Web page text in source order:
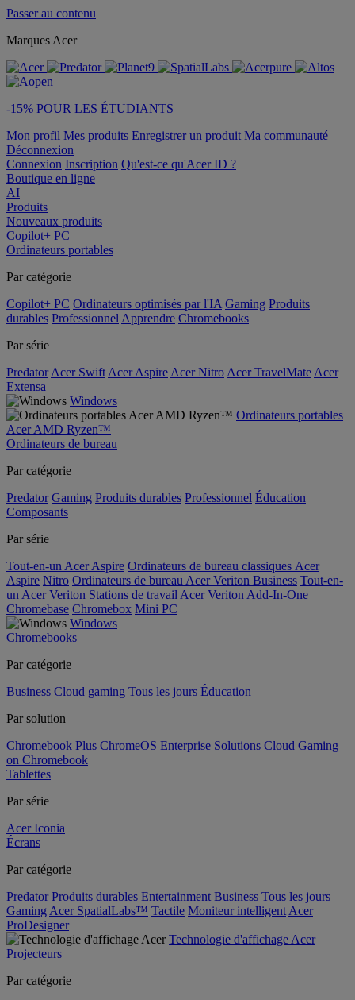
Passer au contenu
Marques Acer
-15% POUR LES ÉTUDIANTS
Mon profil Mes produits Enregistrer un produit Ma communauté
Déconnexion
Connexion Inscription Qu'est-ce qu'Acer ID ?
Boutique en ligne
AI
Produits
Nouveaux produits
Copilot+ PC
Ordinateurs portables
Par catégorie
Copilot+ PC Ordinateurs optimisés par l'IA Gaming Produits
durables Professionnel Apprendre Chromebooks
Par série
Predator Acer Swift Acer Aspire Acer Nitro Acer TravelMate Acer
Extensa
Windows
Ordinateurs portables
Acer AMD Ryzen™
Ordinateurs de bureau
Par catégorie
Predator Gaming Produits durables Professionnel Éducation
Composants
Par série
Tout-en-un Acer Aspire Ordinateurs de bureau classiques Acer
Aspire Nitro Ordinateurs de bureau Acer Veriton Business Tout-en-
un Acer Veriton Stations de travail Acer Veriton Add-In-One
Chromebase Chromebox Mini PC
Windows
Chromebooks
Par catégorie
Business Cloud gaming Tous les jours Éducation
Par solution
Chromebook Plus ChromeOS Enterprise Solutions Cloud Gaming
on Chromebook
Tablettes
Par série
Acer Iconia
Écrans
Par catégorie
Predator Produits durables Entertainment Business Tous les jours
Gaming Acer SpatialLabs™ Tactile Moniteur intelligent Acer
ProDesigner
Technologie d'affichage Acer
Projecteurs
Par catégorie